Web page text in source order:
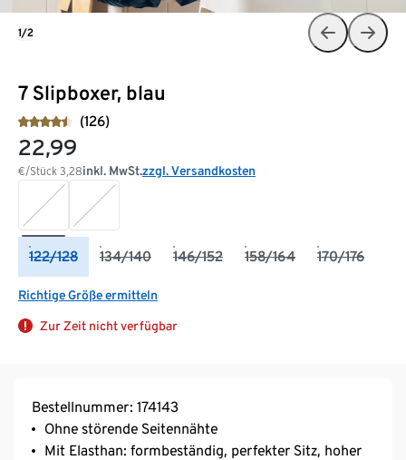
7 Slipboxer, blau
(126)
22,99
€/Stück 3,28inkl. MwSt.zzgl. Versandkosten
122/128 134/140 146/152 158/164 170/176
Richtige Größe ermitteln
Zur Zeit nicht verfügbar
1/2
Bestellnummer: 174143
Ohne störende Seitennähte
Mit Elasthan: formbeständig, perfekter Sitz, hoher